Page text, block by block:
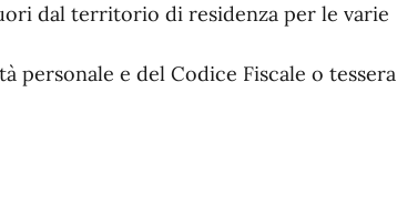
dal territorio di residenza per le varie
personale e del Codice Fiscale o tessera